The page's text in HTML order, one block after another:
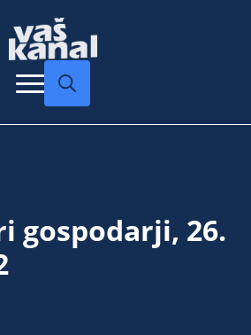
gospodarji, 26.